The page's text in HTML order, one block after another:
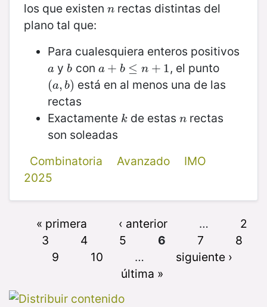
los que existen n
n rectas distintas del
plano tal que:
Para cualesquiera enteros positivos
a
a yb
b con a + b ≤ n + 1
a+b ≤ n+1
, el punto
(a, b)
(a,b) está en al menos una de las
rectas
Exactamente k
k de estasn
n rectas
son soleadas
Combinatoria
Avanzado
IMO
2025
« primera ‹ anterior …
2
3
4 5 6 7
8
9
10 …
siguiente ›
última »